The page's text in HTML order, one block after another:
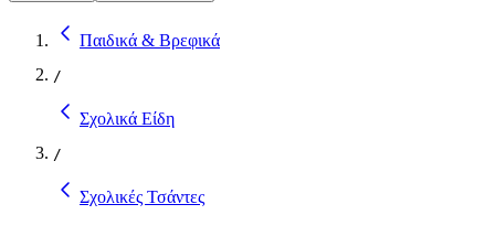
Παιδικά & Βρεφικά
/
Σχολικά Είδη
/
Σχολικές Τσάντες